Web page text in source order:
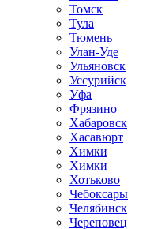
Томск
Тула
Тюмень
Улан-Уде
Ульяновск
Уссурийск
Уфа
Фрязино
Хабаровск
Хасавюрт
Химки
Химки
Хотьково
Чебоксары
Челябинск
Череповец